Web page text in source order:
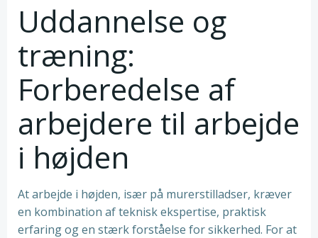
Uddannelse og
træning:
Forberedelse af
arbejdere til arbejde
i højden
At arbejde i højden, især på murerstilladser, kræver
en kombination af teknisk ekspertise, praktisk
erfaring og en stærk forståelse for sikkerhed. For at